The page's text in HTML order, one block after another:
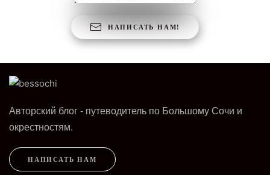
НАПИСАТЬ НАМ!
Авторский блог - путеводитель по Большому Сочи и
окрестностям.
НАПИСАТЬ НАМ